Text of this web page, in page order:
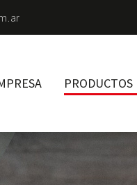
PRODUCTOS